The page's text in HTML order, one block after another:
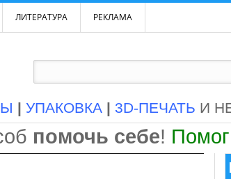
ЛИТЕРАТУРА РЕКЛАМА
| УПАКОВКА | 3D-ПЕЧАТЬ И
помочь себе!